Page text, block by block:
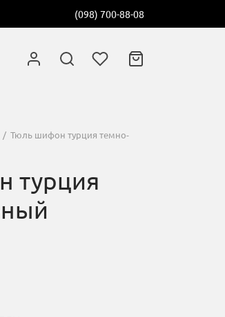
(098) 700-88-08
/ Тюль шифон турция темно-
турция